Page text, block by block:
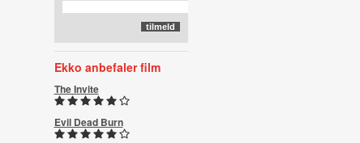
Ekko anbefaler film
The Invite
Evil Dead Burn